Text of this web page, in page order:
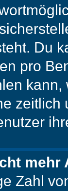
Du
pro
zeitlich
Zahl